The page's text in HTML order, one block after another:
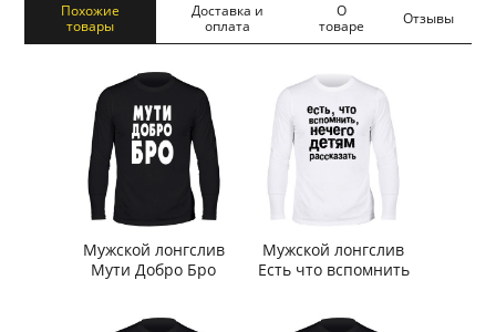
Похожие
товары
Доставка и
оплата
О
товаре
Отзывы
Мужской лонгслив
Мути Добро Бро
Мужской лонгслив
Есть что вспомнить